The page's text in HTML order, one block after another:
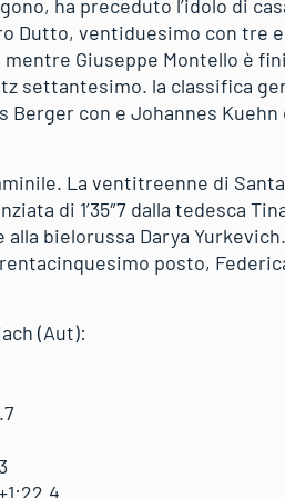
ha preceduto l’idolo di
Dutto, ventiduesimo con
Giuseppe Montello è
settantesimo. la classifica
Berger con e Johannes
La ventitreenne di
di 1’35″7 dalla tedesca
bielorussa Darya
posto,
(Aut):